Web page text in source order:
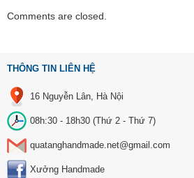
Comments are closed.
THÔNG TIN LIÊN HỆ
16 Nguyễn Lân, Hà Nội
08h:30 - 18h30 (Thứ 2 - Thứ 7)
quatanghandmade.net@gmail.com
Xưởng Handmade